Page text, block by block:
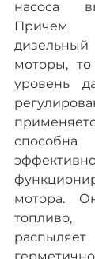
насоса
Причем
моторы,
уровень
мотора.